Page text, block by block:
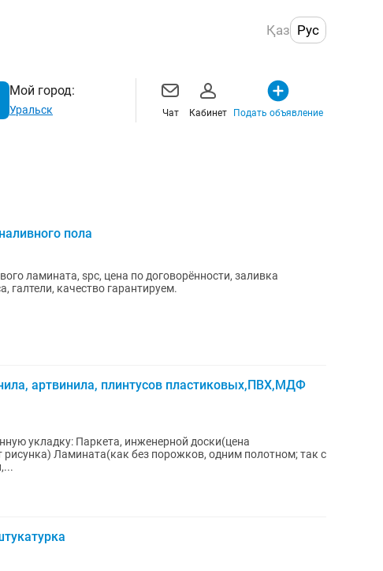
Қаз Рус
Мой город:
Уральск Чат Кабинет Подать объявление
пола
ламината, spc, цена по договорённости, заливка
галтели, качество гарантируем.
артвинила, плинтусов пластиковых,ПВХ,МДФ
рисунка) Ламината(как без порожков, одним полотном; так с